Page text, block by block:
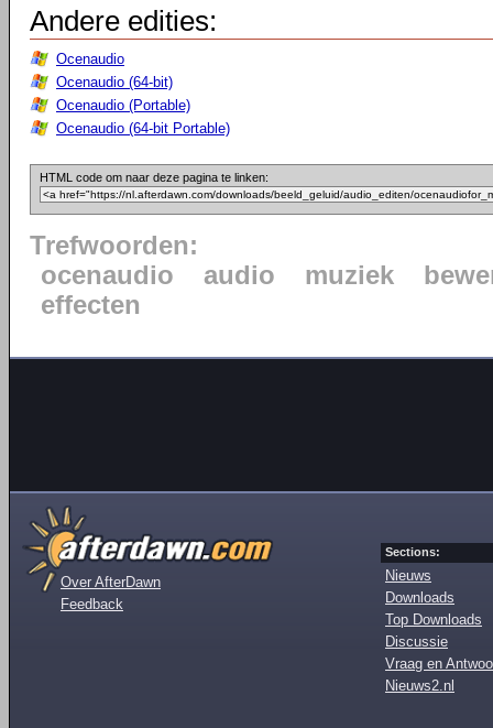
Andere edities:
Ocenaudio
Ocenaudio (64-bit)
Ocenaudio (Portable)
Ocenaudio (64-bit Portable)
HTML code om naar deze pagina te linken:
Trefwoorden:
ocenaudio
audio muziek
effecten
Over AfterDawn
Feedback
Sections:
Nieuws
Downloads
Top Downloads
Discussie
Vraag en
Nieuws2.nl